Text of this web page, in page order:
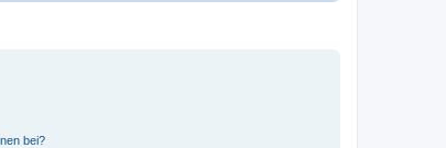
bei?